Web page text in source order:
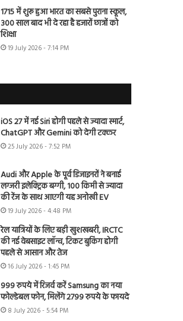
1715 में शुरू हुआ भारत का सबसे पुराना स्कूल,
300 साल बाद भी दे रहा है हजारों छात्रों को
शिक्षा
19 July 2026 - 7:14 PM
iOS 27 में नई Siri होगी पहले से ज्यादा स्मार्ट,
ChatGPT और Gemini को देगी टक्कर
25 July 2026 - 7:52 PM
Audi और Apple के पूर्व डिजाइनरों ने बनाई
लग्जरी इलेक्ट्रिक बग्गी, 100 किमी से ज्यादा
की रेंज के साथ आएगी यह अनोखी EV
19 July 2026 - 4:48 PM
रेल यात्रियों के लिए बड़ी खुशखबरी, IRCTC
की नई वेबसाइट लॉन्च, टिकट बुकिंग होगी
पहले से आसान और तेज
16 July 2026 - 1:45 PM
999 रुपये में रिजर्व करें Samsung का नया
फोल्डेबल फोन, मिलेंगे 2799 रुपये के फायदे
8 July 2026 - 5:54 PM